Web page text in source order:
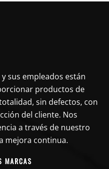
y sus empleados están
productos de
sin defectos, con
del cliente. Nos
a través de nuestro
mejora continua.
MARCAS